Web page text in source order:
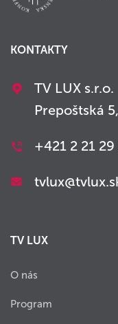
KONTAKTY
TV LUX s.r.o.
Prepoštská
+421 2 21 29
TV LUX
O nás
Program